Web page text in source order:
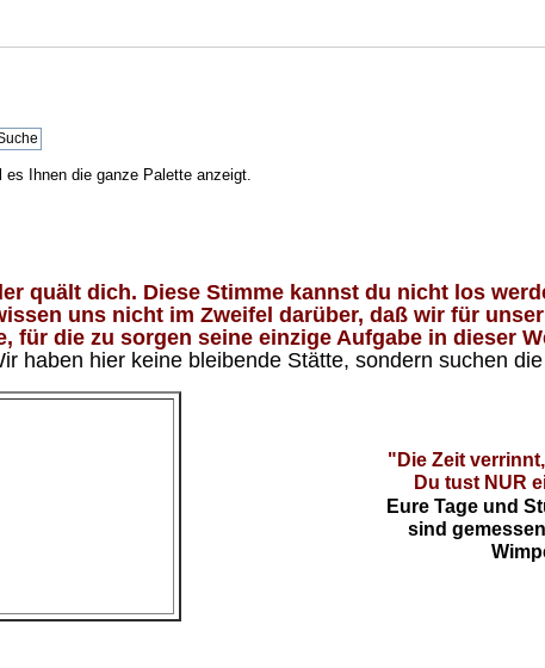
Ihnen die ganze Palette anzeigt.
quält dich. Diese Stimme kannst du nicht los
uns nicht im Zweifel darüber, daß wir für
für die zu sorgen seine einzige Aufgabe in dieser
haben hier keine bleibende Stätte, sondern suchen
"Die Zeit
Du tust NUR
Eure Tage und
sind